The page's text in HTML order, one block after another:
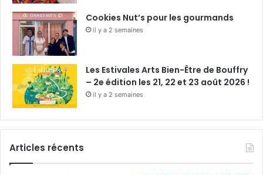
Cookies Nut’s pour les gourmands
il y a 2 semaines
Les Estivales Arts Bien-Être de Bouffry
– 2e édition les 21, 22 et 23 août 2026 !
il y a 2 semaines
Articles récents